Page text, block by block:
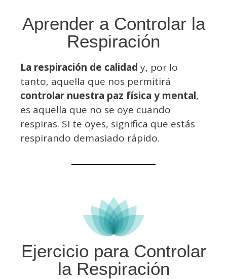
Aprender a Controlar la
Respiración
La respiración de calidad y, por lo
tanto, aquella que nos permitirá
controlar nuestra paz física y mental,
es aquella que no se oye cuando
respiras. Si te oyes, significa que estás
respirando demasiado rápido.
Ejercicio para Controlar
la Respiración